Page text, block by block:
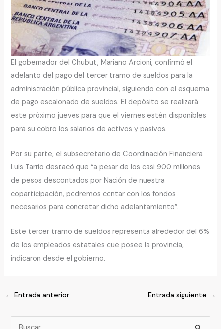
El gobernador del Chubut, Mariano Arcioni, confirmó el
adelanto del pago del tercer tramo de sueldos para la
administración pública provincial, siguiendo con el esquema
de pago escalonado de sueldos. El depósito se realizará
este próximo jueves para que el viernes estén disponibles
para su cobro los salarios de activos y pasivos.
Por su parte, el subsecretario de Coordinación Financiera
Luis Tarrío destacó que “a pesar de los casi 900 millones
de pesos descontados por Nación de nuestra
coparticipación, podremos contar con los fondos
necesarios para concretar dicho adelantamiento”.
Este tercer tramo de sueldos representa alrededor del 6%
de los empleados estatales que posee la provincia,
indicaron desde el gobierno.
← Entrada anterior Entrada siguiente →